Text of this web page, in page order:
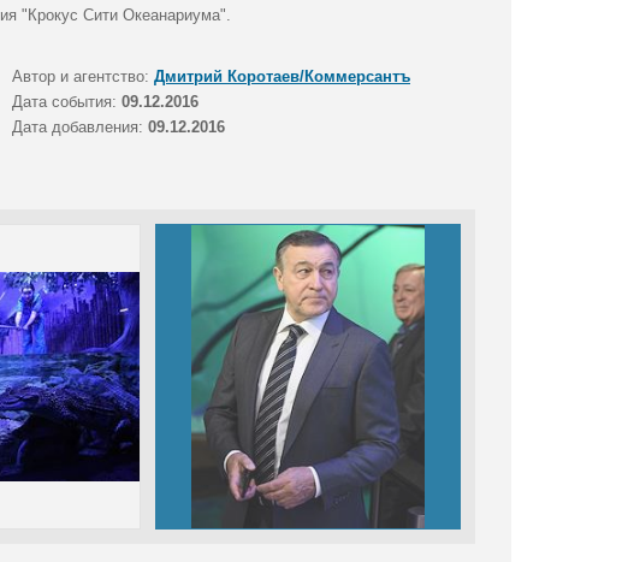
"Крокус Сити Океанариума".
Автор и агентство: Дмитрий Коротаев/Коммерсантъ
Дата события: 09.12.2016
Дата добавления: 09.12.2016